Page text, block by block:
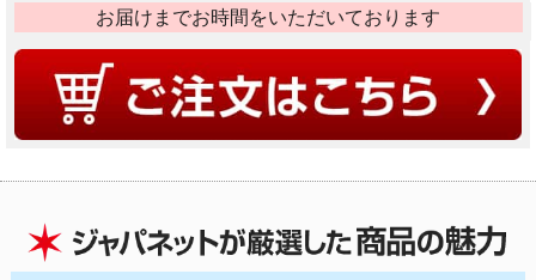
お届けまでお時間をいただいております